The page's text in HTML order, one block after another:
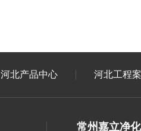
河北产品中心 河北工程
常州嘉立净